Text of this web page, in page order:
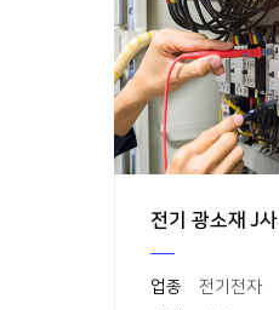
전기 광소재 J사
업종
전기전자